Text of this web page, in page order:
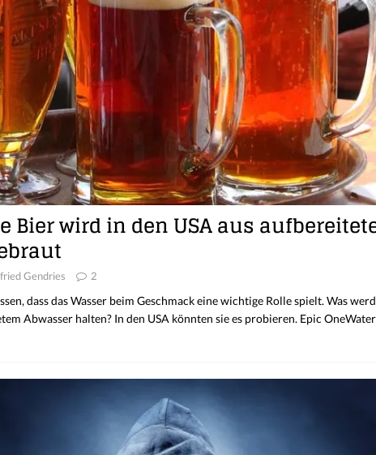
Bier wird in den USA aus
Gendries 2
dass das Wasser beim Geschmack eine wichtige Rolle spielt. Was
Abwasser halten? In den USA könnten sie es probieren. Epic